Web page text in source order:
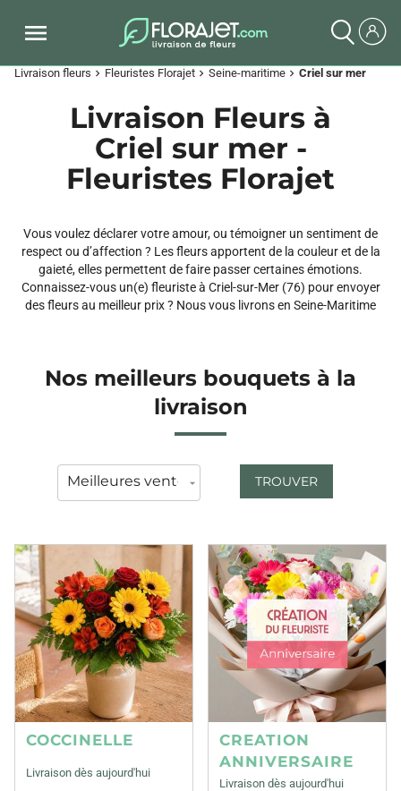
Livraison fleurs chevron_right Fleuristes Florajet chevron_right Seine-maritime chevron_right Criel sur mer
Livraison Fleurs à
Criel sur mer -
Fleuristes Florajet
Vous voulez déclarer votre amour, ou témoigner un sentiment de
respect ou d’affection ? Les fleurs apportent de la couleur et de la
gaieté, elles permettent de faire passer certaines émotions.
Connaissez-vous un(e) fleuriste à Criel-sur-Mer (76) pour envoyer
des fleurs au meilleur prix ? Nous vous livrons en Seine-Maritime
Nos meilleurs bouquets à la
livraison
TROUVER
COCCINELLE
Livraison dès aujourd'hui
CREATION
ANNIVERSAIRE
Livraison dès aujourd'hui